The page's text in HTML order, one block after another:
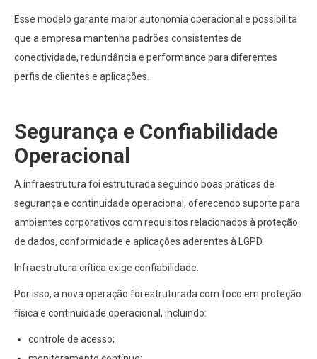
Esse modelo garante maior autonomia operacional e possibilita
que a empresa mantenha padrões consistentes de
conectividade, redundância e performance para diferentes
perfis de clientes e aplicações.
Segurança e Confiabilidade
Operacional
A infraestrutura foi estruturada seguindo boas práticas de
segurança e continuidade operacional, oferecendo suporte para
ambientes corporativos com requisitos relacionados à proteção
de dados, conformidade e aplicações aderentes à LGPD.
Infraestrutura crítica exige confiabilidade.
Por isso, a nova operação foi estruturada com foco em proteção
física e continuidade operacional, incluindo:
controle de acesso;